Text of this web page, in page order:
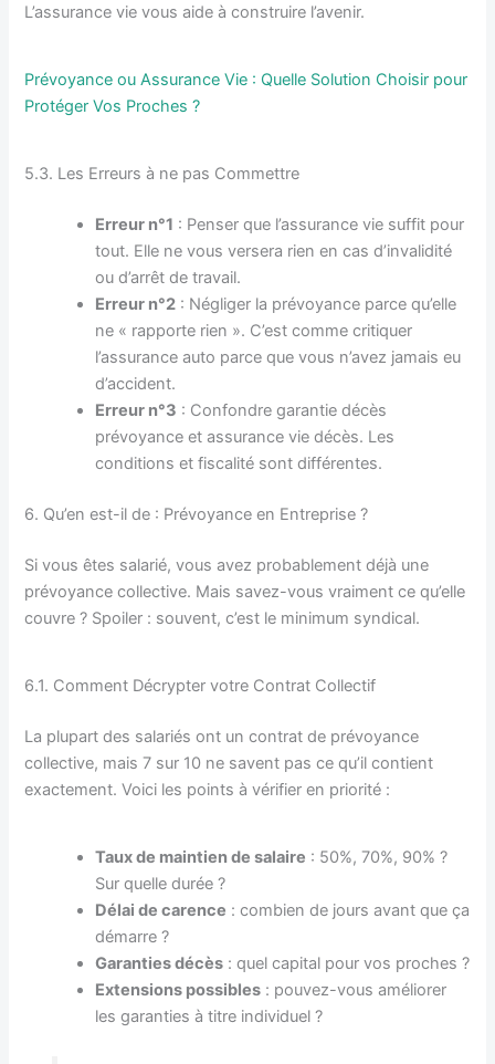
L’assurance vie vous aide à construire l’avenir.
Prévoyance ou Assurance Vie : Quelle Solution Choisir pour
Protéger Vos Proches ?
5.3. Les Erreurs à ne pas Commettre
Erreur n°1 : Penser que l’assurance vie suffit pour
tout. Elle ne vous versera rien en cas d’invalidité
ou d’arrêt de travail.
Erreur n°2 : Négliger la prévoyance parce qu’elle
ne « rapporte rien ». C’est comme critiquer
l’assurance auto parce que vous n’avez jamais eu
d’accident.
Erreur n°3 : Confondre garantie décès
prévoyance et assurance vie décès. Les
conditions et fiscalité sont différentes.
6. Qu’en est-il de : Prévoyance en Entreprise ?
Si vous êtes salarié, vous avez probablement déjà une
prévoyance collective. Mais savez-vous vraiment ce qu’elle
couvre ? Spoiler : souvent, c’est le minimum syndical.
6.1. Comment Décrypter votre Contrat Collectif
La plupart des salariés ont un contrat de prévoyance
collective, mais 7 sur 10 ne savent pas ce qu’il contient
exactement. Voici les points à vérifier en priorité :
Taux de maintien de salaire : 50%, 70%, 90% ?
Sur quelle durée ?
Délai de carence : combien de jours avant que ça
démarre ?
Garanties décès : quel capital pour vos proches ?
Extensions possibles : pouvez-vous améliorer
les garanties à titre individuel ?